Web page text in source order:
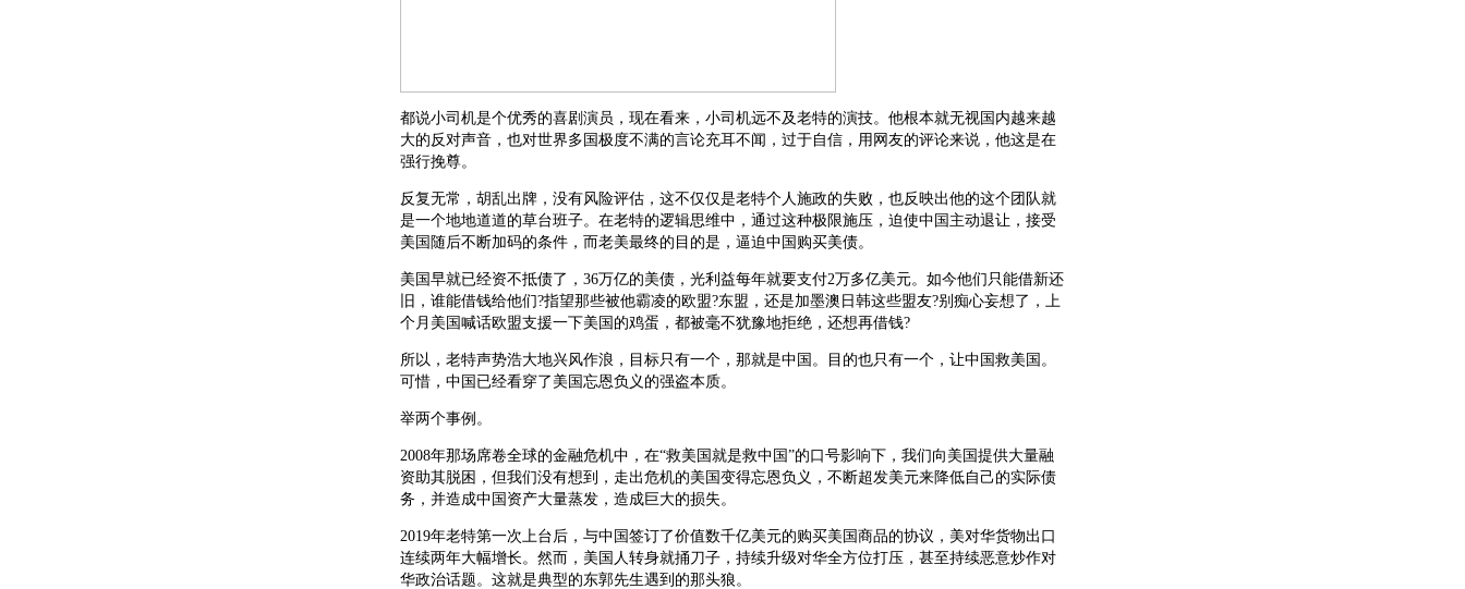
都说小司机是个优秀的喜剧演员，现在看来，小司机远不及老特的演技。他根本就无视国内越来越
大的反对声音，也对世界多国极度不满的言论充耳不闻，过于自信，用网友的评论来说，他这是在
强行挽尊。
反复无常，胡乱出牌，没有风险评估，这不仅仅是老特个人施政的失败，也反映出他的这个团队就
是一个地地道道的草台班子。在老特的逻辑思维中，通过这种极限施压，迫使中国主动退让，接受
美国随后不断加码的条件，而老美最终的目的是，逼迫中国购买美债。
美国早就已经资不抵债了，36万亿的美债，光利益每年就要支付2万多亿美元。如今他们只能借新还
旧，谁能借钱给他们?指望那些被他霸凌的欧盟?东盟，还是加墨澳日韩这些盟友?别痴心妄想了，上
个月美国喊话欧盟支援一下美国的鸡蛋，都被毫不犹豫地拒绝，还想再借钱?
所以，老特声势浩大地兴风作浪，目标只有一个，那就是中国。目的也只有一个，让中国救美国。
可惜，中国已经看穿了美国忘恩负义的强盗本质。
举两个事例。
2008年那场席卷全球的金融危机中，在“救美国就是救中国”的口号影响下，我们向美国提供大量融
资助其脱困，但我们没有想到，走出危机的美国变得忘恩负义，不断超发美元来降低自己的实际债
务，并造成中国资产大量蒸发，造成巨大的损失。
2019年老特第一次上台后，与中国签订了价值数千亿美元的购买美国商品的协议，美对华货物出口
连续两年大幅增长。然而，美国人转身就捅刀子，持续升级对华全方位打压，甚至持续恶意炒作对
华政治话题。这就是典型的东郭先生遇到的那头狼。